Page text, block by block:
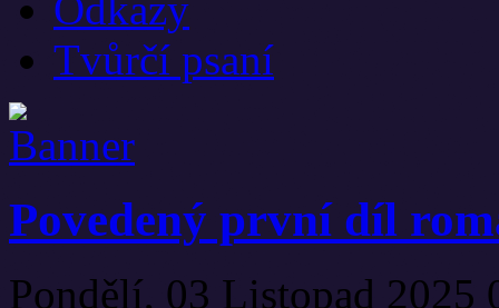
Tvůrčí psaní
Povedený první díl
Pondělí, 03 Listopad 2025